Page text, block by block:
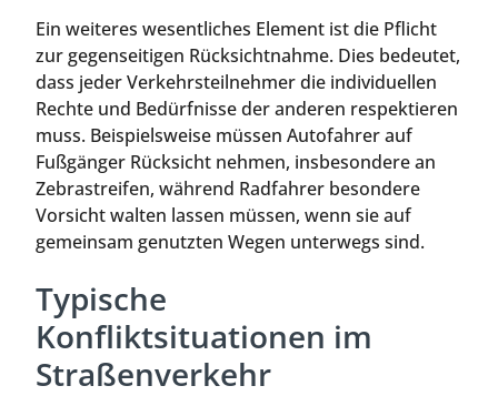
Ein weiteres wesentliches Element ist die Pflicht
zur gegenseitigen Rücksichtnahme. Dies bedeutet,
dass jeder Verkehrsteilnehmer die individuellen
Rechte und Bedürfnisse der anderen respektieren
muss. Beispielsweise müssen Autofahrer auf
Fußgänger Rücksicht nehmen, insbesondere an
Zebrastreifen, während Radfahrer besondere
Vorsicht walten lassen müssen, wenn sie auf
gemeinsam genutzten Wegen unterwegs sind.
Typische
Konfliktsituationen im
Straßenverkehr